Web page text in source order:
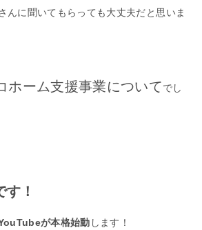
んに聞いてもらっても大丈夫だと思いま
ホーム支援事業についてでし
！
が本格始動 します！